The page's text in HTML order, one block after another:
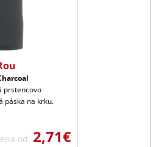
prstencovo
páska na krku.
od 2,71€